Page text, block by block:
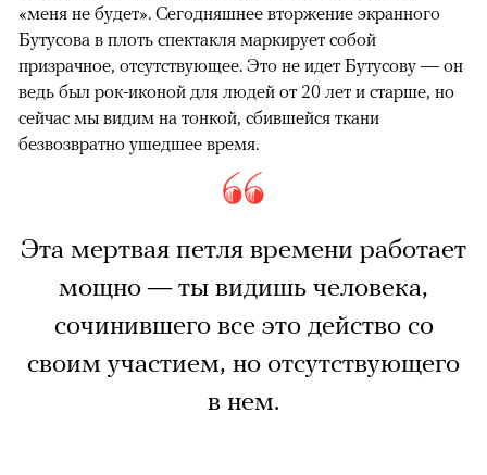
«меня не будет». Сегодняшнее вторжение экранного
Бутусова в плоть спектакля маркирует собой
призрачное, отсутствующее. Это не идет Бутусову — он
ведь был рок-иконой для людей от 20 лет и старше, но
сейчас мы видим на тонкой, сбившейся ткани
безвозвратно ушедшее время.
Эта мертвая петля времени работает
мощно — ты видишь человека,
сочинившего все это действо со
своим участием, но отсутствующего
в нем.